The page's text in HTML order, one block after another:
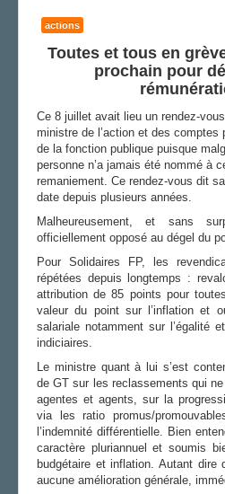
actions
Toutes et tous en
prochain pour
Ce 8 juillet avait lieu un rendez-
ministre de l’action et des comptes
de la fonction publique puisque
personne n’a jamais été nommé à
remaniement. Ce rendez-vous dit
date depuis plusieurs années.
Malheureusement, et sans
officiellement opposé au dégel du
Pour Solidaires FP, les
répétées depuis longtemps :
attribution de 85 points pour
valeur du point sur l’inflation et
salariale notamment sur l’égalité
indiciaires.
Le ministre quant à lui s’est
de GT sur les reclassements qui
agentes et agents, sur la
via les ratio promus/
l’indemnité différentielle. Bien
caractère pluriannuel et soumis
budgétaire et inflation. Autant dire
aucune amélioration générale,